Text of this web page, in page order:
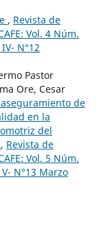
, Revista de
Vol. 4 Núm.
N°12
Pastor
Ore, Cesar
de
en la
del
, Revista de
Vol. 5 Núm.
N°13 Marzo